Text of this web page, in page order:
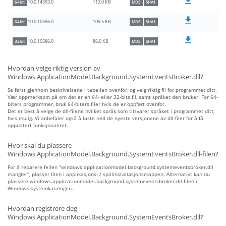
64bit 10.0.14393.0 112.0 KB MD5 SHA1
64bit 10.0.10586.0 109.5 KB MD5 SHA1
32bit 10.0.10586.0 86.0 KB MD5 SHA1
Hvordan velge riktig versjon av
Windows.ApplicationModel.Background.SystemEventsBroker.dll?
Se først gjennom beskrivelsene i tabellen ovenfor, og velg riktig fil for programmet ditt.
Vær oppmerksom på om det er en 64- eller 32-bits fil, samt språket den bruker. For 64-
biters programmer, bruk 64-biters filer hvis de er oppført ovenfor.
Det er best å velge de dll-filene hvilket språk som tilsvarer språket i programmet ditt,
hvis mulig. Vi anbefaler også å laste ned de nyeste versjonene av dll-filer for å få
oppdatert funksjonalitet.
Hvor skal du plassere
Windows.ApplicationModel.Background.SystemEventsBroker.dll-filen?
For å reparere feilen "windows.applicationmodel.background.systemeventsbroker.dll
mangler", plasser filen i applikasjons- / spillinstallasjonsmappen. Alternativt kan du
plassere windows.applicationmodel.background.systemeventsbroker.dll-filen i
Windows-systemkatalogen.
Hvordan registrere deg
Windows.ApplicationModel.Background.SystemEventsBroker.dll?